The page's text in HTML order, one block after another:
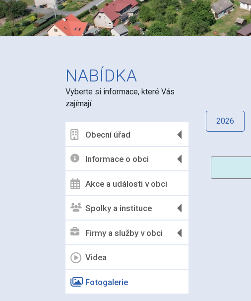
NABÍDKA
Vyberte si informace, které Vás
zajímají
Obecní úřad
Informace o obci
Akce a události v obci
Spolky a instituce
Firmy a služby v obci
Videa
Fotogalerie
2026